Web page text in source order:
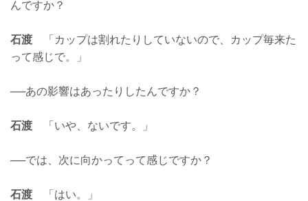
んですか？
石渡 「カップは割れたりしていないので、カップ毎来た
って感じで。」
──あの影響はあったりしたんですか？
石渡 「いや、ないです。」
──では、次に向かってって感じですか？
石渡 「はい。」